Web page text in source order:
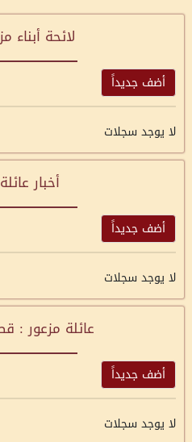
لائحة أبناء
أضف جديداً
لا يوجد سجلات
أخبار
أضف جديداً
لا يوجد سجلات
عائلة مزعور :
أضف جديداً
لا يوجد سجلات